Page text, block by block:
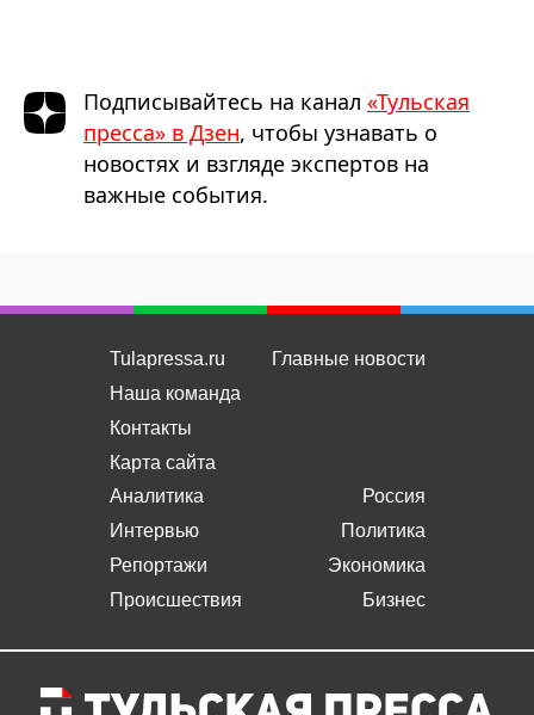
Подписывайтесь на канал «Тульская
пресса» в Дзен, чтобы узнавать о
новостях и взгляде экспертов на
важные события.
Tulapressa.ru
Наша команда
Контакты
Карта сайта
Главные новости
Аналитика
Интервью
Репортажи
Происшествия
Россия
Политика
Экономика
Бизнес